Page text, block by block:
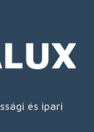
és ipari